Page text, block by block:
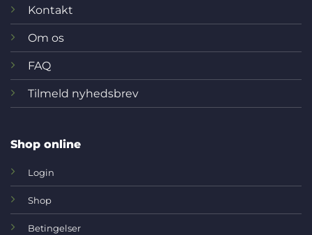
Kontakt
Om os
FAQ
Tilmeld nyhedsbrev
Shop online
Login
Shop
Betingelser